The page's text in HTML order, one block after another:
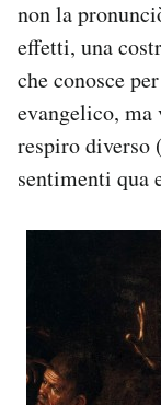
non la
effetti, una
che conosce
evangelico, ma
respiro diverso
sentimenti qua